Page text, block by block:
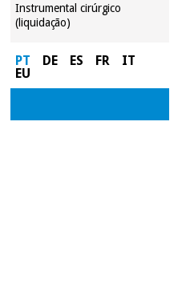
Instrumental cirúrgico
(liquidação)
PT DE ES FR
IT
EU